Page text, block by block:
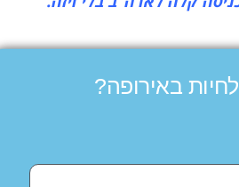
באירופה?